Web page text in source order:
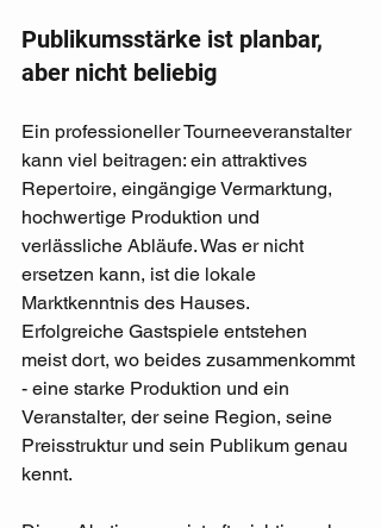
Publikumsstärke ist planbar,
aber nicht beliebig
Ein professioneller Tourneeveranstalter
kann viel beitragen: ein attraktives
Repertoire, eingängige Vermarktung,
hochwertige Produktion und
verlässliche Abläufe. Was er nicht
ersetzen kann, ist die lokale
Marktkenntnis des Hauses.
Erfolgreiche Gastspiele entstehen
meist dort, wo beides zusammenkommt
- eine starke Produktion und ein
Veranstalter, der seine Region, seine
Preisstruktur und sein Publikum genau
kennt.